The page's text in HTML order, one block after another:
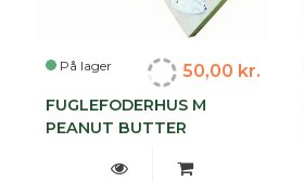
På lager 50,00 kr.
FUGLEFODERHUS M
PEANUT BUTTER